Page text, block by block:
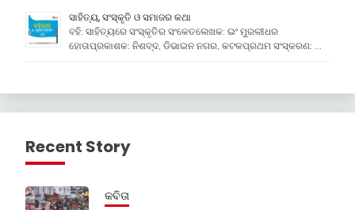
ସାହିତ୍ୟ, ସଂସ୍କୃତି ଓ ସମାଜର କଥା
ବହି: ସାହିତ୍ୟରେ ସଂସ୍କୃତିର ସଂକେତଲେଖକ: ଇଂ ମୁରଲୀଧର
ହୋତାପ୍ରକାଶକ: ନିଶବ୍ଦ, ଡିଭାଇନ ନଗର, କଟକପ୍ରଥମ ସଂସ୍କରଣ: …
Recent Story
କବିତା